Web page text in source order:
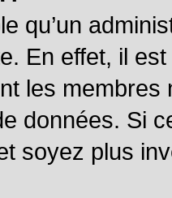
qu’un
En effet, il
les
données. Si
soyez plus